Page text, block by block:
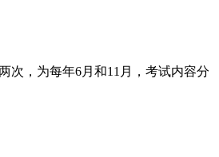
次，为每年6月和11月，考试内容分